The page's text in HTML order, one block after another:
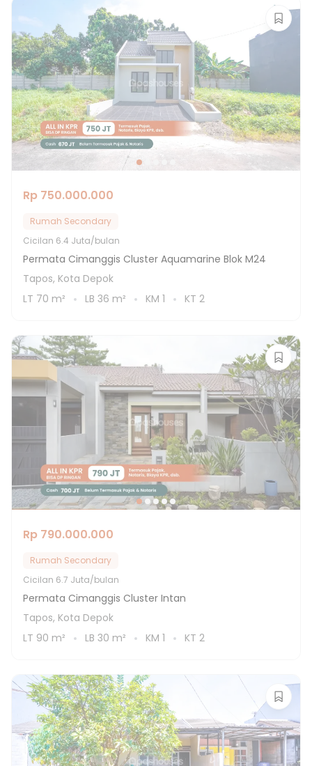
Rp 750.000.000
Rumah Secondary
Cicilan 6.4 Juta/bulan
Permata Cimanggis Cluster Aquamarine Blok M24
Tapos, Kota Depok
LT 70 m² LB 36 m² KM 1 KT 2
Rp 790.000.000
Rumah Secondary
Cicilan 6.7 Juta/bulan
Permata Cimanggis Cluster Intan
Tapos, Kota Depok
LT 90 m² LB 30 m² KM 1 KT 2